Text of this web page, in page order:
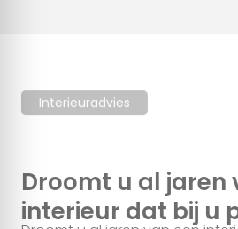
om ons websiteverkeer te
kunnen deze gegevens
die u aan ze heeft verstrekt of die
basis van uw gebruik van hun
Interieuradvies
Droomt u al jaren
interieur dat bij u